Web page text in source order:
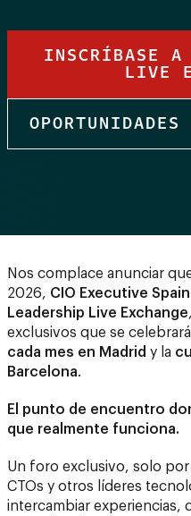
INSCRÍBASE A
LIVE
Nos complace anunciar
2026, CIO Executive Spain
Leadership Live Exchange
exclusivos que se
cada mes en Madrid y la
Barcelona.
El punto de encuentro
que realmente funciona.
Un foro exclusivo, solo
CTOs y otros líderes
intercambiar experiencias,